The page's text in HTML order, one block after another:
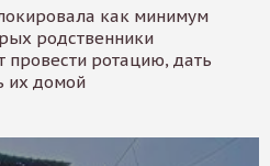
как минимум
родственники
ротацию, дать
их домой